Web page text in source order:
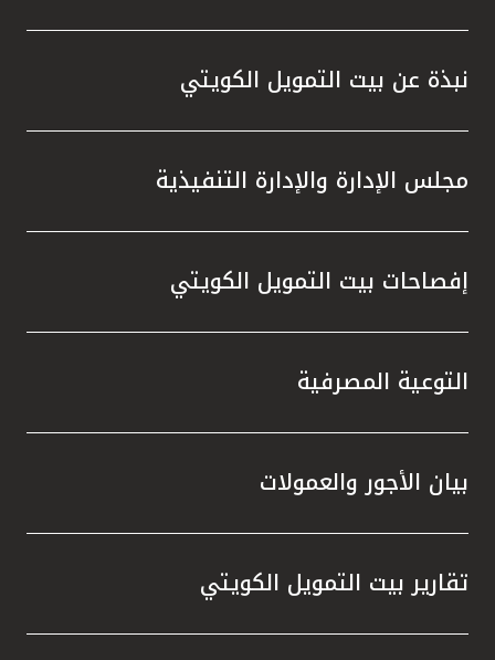
المملكة المتحدة
مملكة البحرين
نبذة عن بيت التمويل الكويتي
مجلس الإدارة والإدارة التنفيذية
إفصاحات بيت التمويل الكويتي
التوعية المصرفية
بيان الأجور والعمولات
تقارير بيت التمويل الكويتي